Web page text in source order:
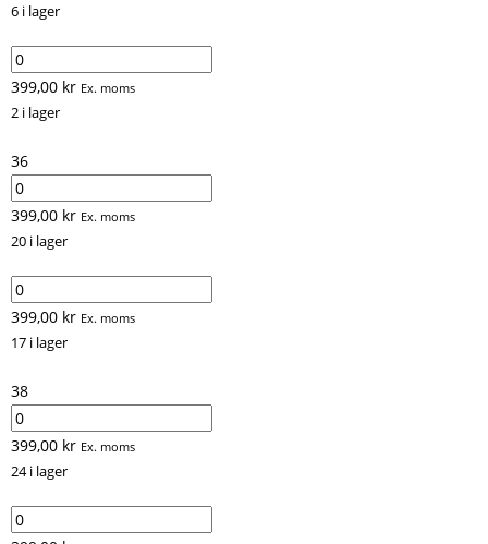
6 i lager
399,00 kr Ex. moms
2 i lager
36
399,00 kr Ex. moms
20 i lager
399,00 kr Ex. moms
17 i lager
38
399,00 kr Ex. moms
24 i lager